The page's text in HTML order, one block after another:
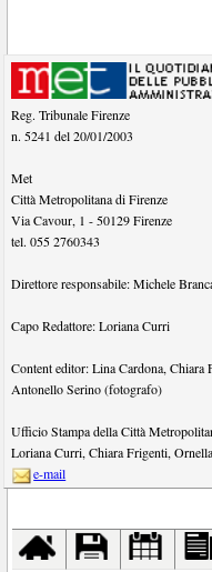
Reg. Tribunale Firenze
n. 5241 del 20/01/2003
Met
Città Metropolitana di Firenze
Via Cavour, 1 -50129 Firenze
tel.055 2760343
Direttore responsabile:Michele
Capo Redattore:Loriana Curri
Content editor:Lina Cardona,Chiara
Antonello Serino (fotografo)
Ufficio Stampa della Città
Loriana Curri,Chiara Frigenti,
e-mail